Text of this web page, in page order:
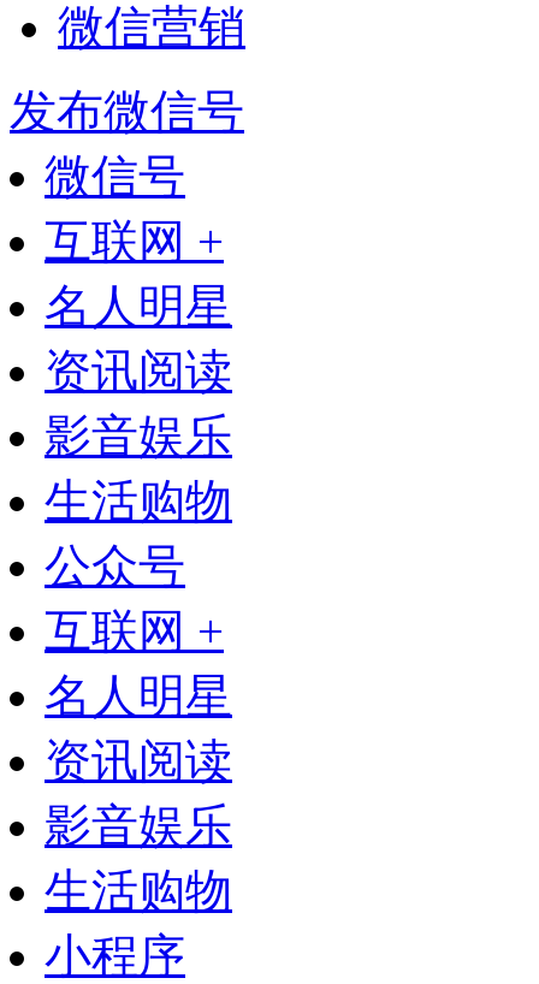
微信营销
发布微信号
微信号
互联网 +
名人明星
资讯阅读
影音娱乐
生活购物
公众号
互联网 +
名人明星
资讯阅读
影音娱乐
生活购物
小程序